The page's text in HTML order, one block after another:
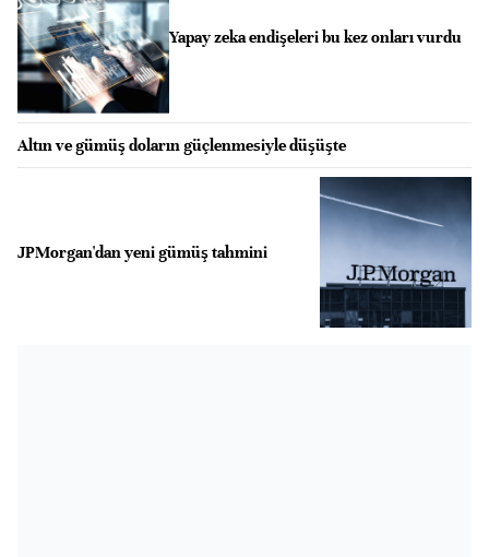
Yapay zeka endişeleri bu kez onları vurdu
Altın ve gümüş doların güçlenmesiyle düşüşte
JPMorgan'dan yeni gümüş tahmini